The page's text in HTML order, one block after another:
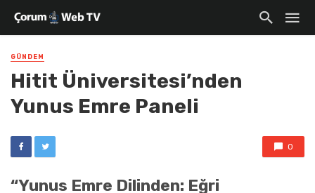
GÜNDEM
Hitit Üniversitesi’nden
Yunus Emre Paneli
0
“Yunus Emre Dilinden: Eğri